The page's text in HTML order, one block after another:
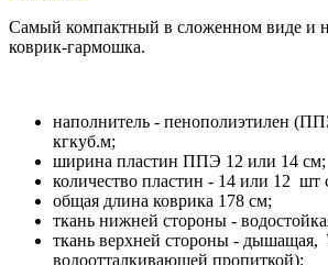
Самый компактный в сложенном виде и
коврик-гармошка.
наполнитель - пенополиэтилен
кгкуб.м;
ширина пластин ППЭ 12 или 14 см;
количество пластин - 14 или 12 шт
общая длина коврика 178 см;
ткань нижней стороны -
ткань верхней стороны - дышащая,
водоотталкивающей пропиткой);